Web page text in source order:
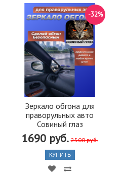
Зеркало обгона для
праворульных авто
Совиный глаз
1690 руб. 2500 руб.
-32%
КУПИТЬ